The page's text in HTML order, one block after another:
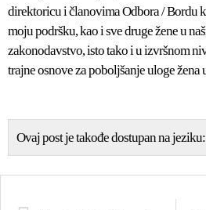
direktoricu i članovima Odbora / Bordu
moju podršku, kao i sve druge žene u
zakonodavstvo, isto tako i u izvršnom
trajne osnove za poboljšanje uloge žena
Ovaj post je takođe dostupan na jeziku: